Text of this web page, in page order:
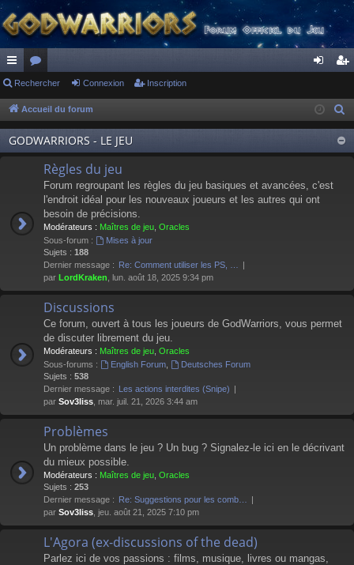
ac
co
ur
ci
or
u
m
s
ne
xi
on
cri
pti
on
Rechercher Connexion Inscription
Accueil du forum
GODWARRIORS - LE JEU
Règles du jeu
Forum regroupant les règles du jeu basiques et avancées, c'est
l'endroit idéal pour les nouveaux joueurs et les autres qui ont
besoin de précisions.
Modérateurs : Maîtres de jeu Oracles
Sous-forum :
Mises à jour
Sujets : 188
Dernier message : Re: Comment utiliser les PS, …
par LordKraken , lun. août 18, 2025 9:34 pm
Discussions
Ce forum, ouvert à tous les joueurs de GodWarriors, vous permet
de discuter librement du jeu.
Modérateurs : Maîtres de jeu Oracles
Sous-forums :
English Forum,
Deutsches Forum
Sujets : 538
Dernier message : Les actions interdites (Snipe)
par Sov3liss , mar. juil. 21, 2026 3:44 am
Problèmes
Un problème dans le jeu ? Un bug ? Signalez-le ici en le décrivant
du mieux possible.
Modérateurs : Maîtres de jeu Oracles
Sujets : 253
Dernier message : Re: Suggestions pour les comb…
par Sov3liss , jeu. août 21, 2025 7:10 pm
L'Agora (ex-discussions of the dead)
Parlez ici de vos passions : films, musique, livres ou mangas,